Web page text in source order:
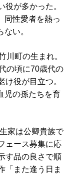
役が多かった。
同性愛者を熱っ
い。
町の生まれ。
の頃に70歳代の
け役が目立つ。
児の孫たちを育
家は公卿貴族で
ェース募集に応
す品の良さで順
「また逢う日ま